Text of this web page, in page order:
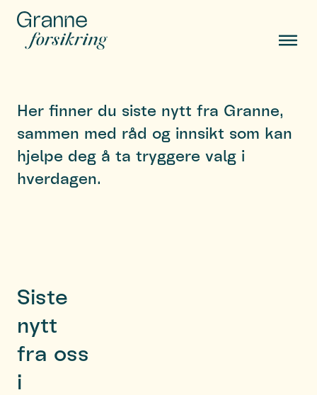
Her finner du siste nytt fra Granne,
sammen med råd og innsikt som kan
hjelpe deg å ta tryggere valg i
hverdagen.
Siste
nytt
fra oss
i